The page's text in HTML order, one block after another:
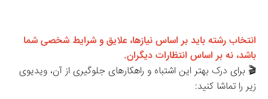
انتخاب رشته باید بر اساس نیازها، علایق و شرایط شخصی شما
باشد، نه بر اساس انتظارات دیگران.
🎬 برای درک بهتر این اشتباه و راهکارهای جلوگیری از آن، ویدیوی
زیر را تماشا کنید: